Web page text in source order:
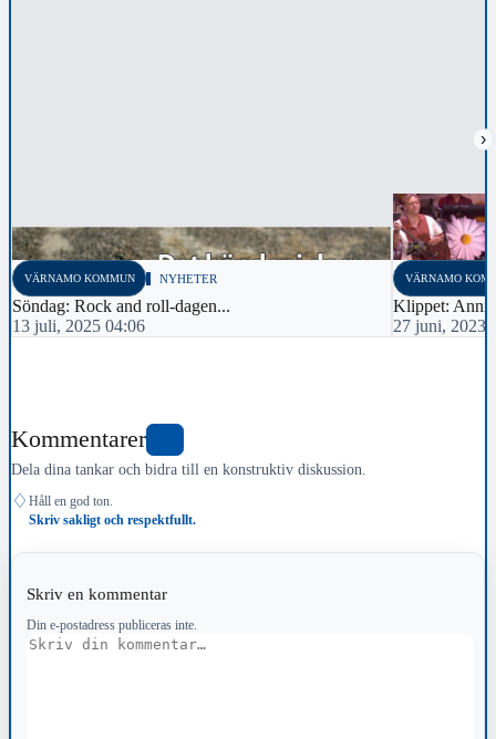
›
VÄRNAMO KOMMUN NYHETER
Söndag: Rock and roll-dagen...
13 juli, 2025 04:06
VÄRNAMO
Klippet:
27 juni, 2023
Kommentarer
Dela dina tankar och bidra till en konstruktiv diskussion.
♢ Håll en god ton.
Skriv sakligt och respektfullt.
Skriv en kommentar
Din e-postadress publiceras inte.
Kommentar